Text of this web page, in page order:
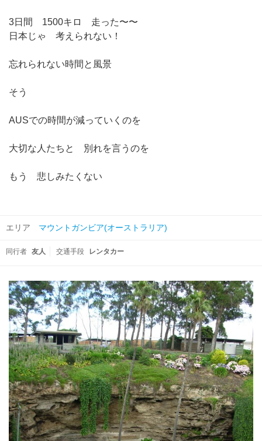
3日間 1500キロ 走った〜〜
日本じゃ 考えられない！
忘れられない時間と風景
そう
AUSでの時間が減っていくのを
大切な人たちと 別れを言うのを
もう 悲しみたくない
エリア マウントガンビア(オーストラリア)
同行者 友人 交通手段 レンタカー